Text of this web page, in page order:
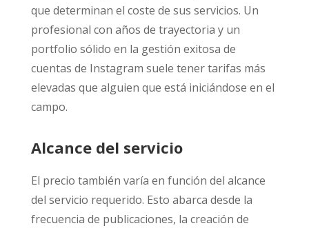
que determinan el coste de sus servicios. Un
profesional con años de trayectoria y un
portfolio sólido en la gestión exitosa de
cuentas de Instagram suele tener tarifas más
elevadas que alguien que está iniciándose en el
campo.
Alcance del servicio
El precio también varía en función del alcance
del servicio requerido. Esto abarca desde la
frecuencia de publicaciones, la creación de